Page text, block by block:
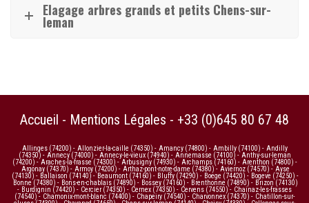
Elagage arbres grands et petits Chens-sur-
leman
Accueil - Mentions Légales - +33 (0)645 80 67 48
Allinges (74200) - Allonzier-la-caille (74350) - Amancy (74800) - Ambilly (74100) - Andilly
(74350) - Annecy (74000) - Annecy-le-vieux (74940) - Annemasse (74100) -Anthy-sur-leman
(74200) - Araches-la-frasse (74300) - Arbusigny (74930) - Archamps (74160) - Arenthon (74800) -
Argonay (74370) - Armoy (74200) - Arthaz-pont-notre-dame (74380) - Aviernoz (74570) - Ayse
(74130) - Ballaison (74140) -Beaumont (74160) - Bluffy (74290) - Boege (74420) - Bogeve (74250) -
Bonne (74380) - Bons-en-chablais (74890) - Bossey (74160) - Brenthonne (74890) - Brizon (74130)
- Burdignin (74420) - Cercier (74350) - Cernex (74350) - Cervens (74550)- Chainaz-les-frasses
(74540) - Chamonix-mont-blanc (74400) - Chapeiry (74540) - Charvonnex (74370) - Chatillon-sur-